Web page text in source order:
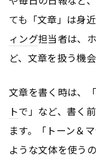
ても「文章」は身
ィング担当者は、
ど、文章を扱う機
文章を書く時は、
トで」など、書く
ます。「トーン＆
ような文体を使う